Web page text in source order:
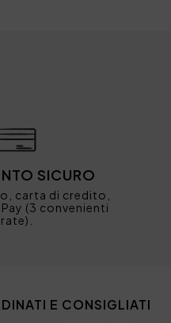
SICURO
carta di credito,
(3 convenienti
rate).
E CONSIGLIATI